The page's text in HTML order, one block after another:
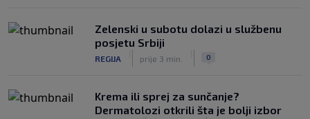
Zelenski u subotu dolazi u službenu
posjetu Srbiji
REGIJA prije 3 min. 0
Krema ili sprej za sunčanje?
Dermatolozi otkrili šta je bolji izbor